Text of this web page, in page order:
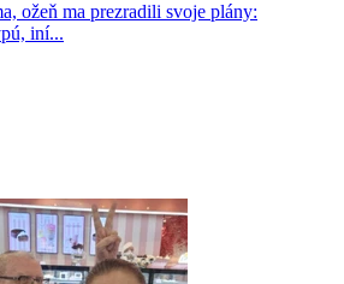
ožeň ma prezradili svoje plány:
iní...